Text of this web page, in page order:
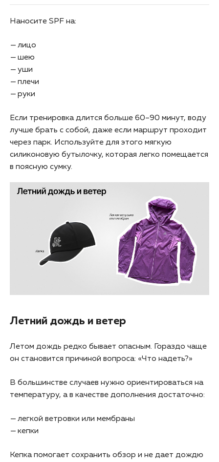
Наносите SPF на:
лицо
шею
уши
плечи
руки
Если тренировка длится больше 60–90 минут, воду
лучше брать с собой, даже если маршрут проходит
через парк. Используйте для этого мягкую
силиконовую бутылочку, которая легко помещается
в поясную сумку.
Летний дождь и ветер
Летом дождь редко бывает опасным. Гораздо чаще
он становится причиной вопроса: «Что надеть?»
В большинстве случаев нужно ориентироваться на
температуру, а в качестве дополнения достаточно:
легкой ветровки или мембраны
кепки
Кепка помогает сохранить обзор и не дает дождю